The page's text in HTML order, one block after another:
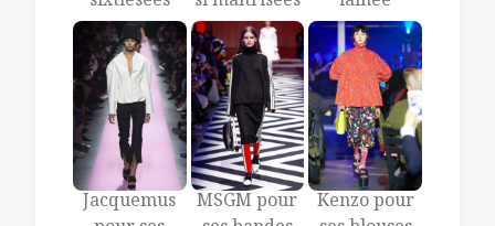
Jacquemus
MSGM pour
Kenzo pour